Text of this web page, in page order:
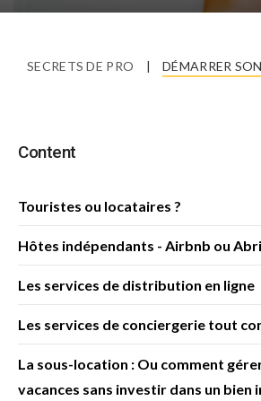
SECRETS DE PRO | DÉMARRER
Content
Touristes ou locataires ?
Hôtes indépendants - Airbnb ou
Les services de distribution en ligne
Les services de conciergerie tout
La sous-location : Ou comment
vacances sans investir dans un bien